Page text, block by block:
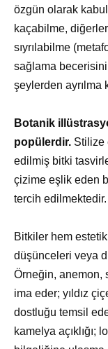
özgün olarak
kaçabilme,
sıyrılabilme
sağlama becerisini
şeylerden ayrılma
Botanik
popülerdir. Stilize
edilmiş bitki
çizime eşlik eden
tercih edilmektedir.
Bitkiler hem
düşünceleri veya
Örneğin, anemon,
ima eder; yıldız
dostluğu temsil
kamelya açıklığı;